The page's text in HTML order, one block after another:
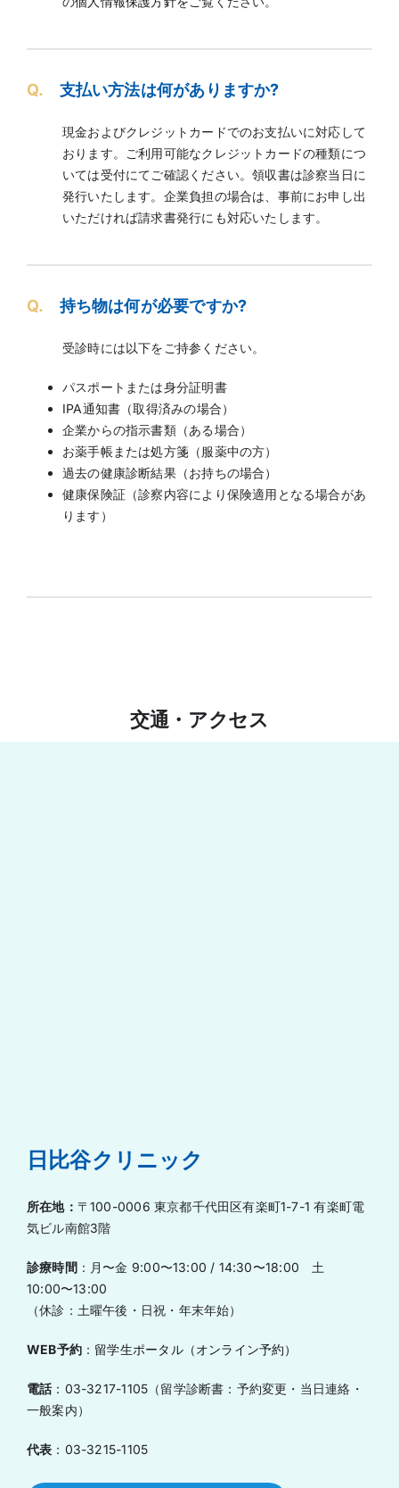
Q. 支払い方法は何がありますか?
現金およびクレジットカードでのお支払いに対応して
おります。ご利用可能なクレジットカードの種類につ
いては受付にてご確認ください。領収書は診察当日に
発行いたします。企業負担の場合は、事前にお申し出
いただければ請求書発行にも対応いたします。
Q. 持ち物は何が必要ですか?
受診時には以下をご持参ください。
パスポートまたは身分証明書
IPA通知書（取得済みの場合）
企業からの指示書類（ある場合）
お薬手帳または処方箋（服薬中の方）
過去の健康診断結果（お持ちの場合）
健康保険証（診察内容により保険適用となる場合があ
ります）
交通・アクセス
日比谷クリニック
所在地： 〒100-0006 東京都千代田区有楽町1-7-1有楽町電
気ビル南館3階
診療時間： 月〜金 9:00〜13:00 / 14:30〜18:00 土
10:00〜13:00
（休診：土曜午後・日祝・年末年始）
WEB予約 ： 留学生ポータル（オンライン予約）
電話： 03-3217-1105（留学診断書：予約変更・当日連絡・
一般案内）
代表 ： 03-3215-1105